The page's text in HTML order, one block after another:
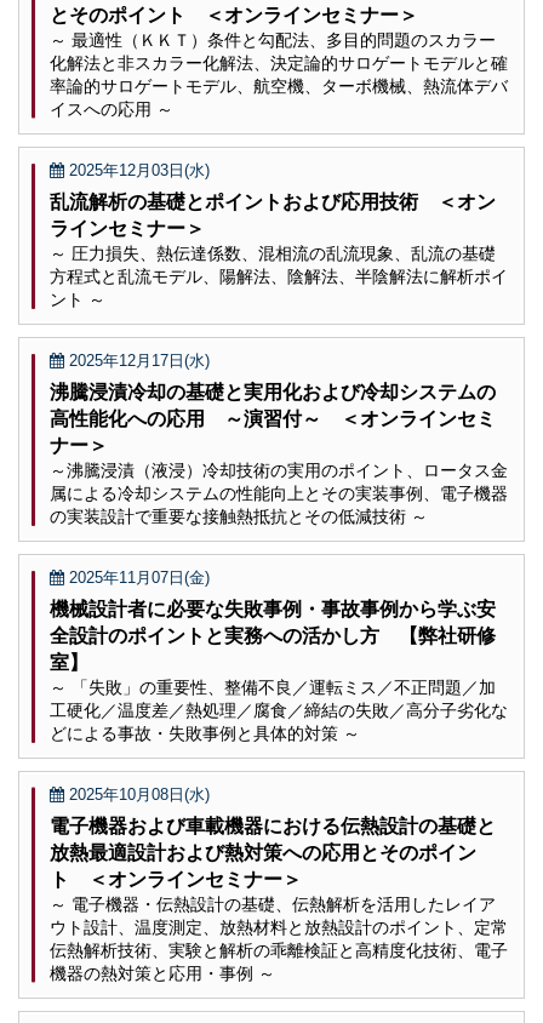
とそのポイント ＜オンラインセミナー＞
～ 最適性（ＫＫＴ）条件と勾配法、多目的問題のスカラー
化解法と非スカラー化解法、決定論的サロゲートモデルと確
率論的サロゲートモデル、航空機、ターボ機械、熱流体デバ
イスへの応用 ～
2025年12月03日(水)
乱流解析の基礎とポイントおよび応用技術 ＜オン
ラインセミナー＞
～ 圧力損失、熱伝達係数、混相流の乱流現象、乱流の基礎
方程式と乱流モデル、陽解法、陰解法、半陰解法に解析ポイ
ント ～
2025年12月17日(水)
沸騰浸漬冷却の基礎と実用化および冷却システムの
高性能化への応用 ～演習付～ ＜オンラインセミ
ナー＞
～沸騰浸漬（液浸）冷却技術の実用のポイント、ロータス金
属による冷却システムの性能向上とその実装事例、電子機器
の実装設計で重要な接触熱抵抗とその低減技術 ～
2025年11月07日(金)
機械設計者に必要な失敗事例・事故事例から学ぶ安
全設計のポイントと実務への活かし方 【弊社研修
室】
～ 「失敗」の重要性、整備不良／運転ミス／不正問題／加
工硬化／温度差／熱処理／腐食／締結の失敗／高分子劣化な
どによる事故・失敗事例と具体的対策 ～
2025年10月08日(水)
電子機器および車載機器における伝熱設計の基礎と
放熱最適設計および熱対策への応用とそのポイン
ト ＜オンラインセミナー＞
～ 電子機器・伝熱設計の基礎、伝熱解析を活用したレイア
ウト設計、温度測定、放熱材料と放熱設計のポイント、定常
伝熱解析技術、実験と解析の乖離検証と高精度化技術、電子
機器の熱対策と応用・事例 ～